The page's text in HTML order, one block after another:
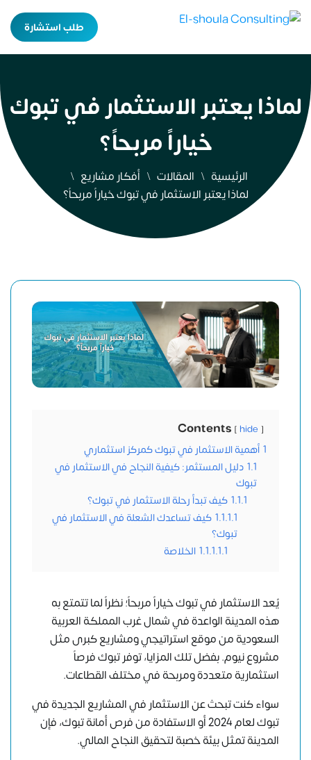
طلب استشارة
لماذا يعتبر الاستثمار في تبوك
خياراً مربحاً؟
الرئيسية المقالات
أفكار مشاريع
لماذا يعتبر الاستثمار في تبوك خياراً مربحاً؟
Contents hide
1 أهمية الاستثمار في تبوك كمركز استثماري
1.1 دليل المستثمر: كيفية النجاح في الاستثمار في
تبوك
1.1.1 كيف تبدأ رحلة الاستثمار في تبوك؟
1.1.1.1 كيف تساعدك الشعلة في الاستثمار في
تبوك؟
1.1.1.1.1 الخلاصة
يُعد الاستثمار في تبوك خياراً مربحاً؛ نظراً لما تتمتع به
هذه المدينة الواعدة في شمال غرب المملكة العربية
السعودية من موقع استراتيجي ومشاريع كبرى مثل
مشروع نيوم. بفضل تلك المزايا، توفر تبوك فرصاً
استثمارية متعددة ومربحة في مختلف القطاعات.
سواء كنت تبحث عن الاستثمار في المشاريع الجديدة في
تبوك لعام 2024 أو الاستفادة من فرص أمانة تبوك، فإن
المدينة تمثل بيئة خصبة لتحقيق النجاح المالي.